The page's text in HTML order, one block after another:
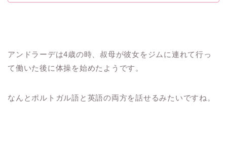
アンドラーデは4歳の時、叔母が彼女をジムに連れて行っ
て働いた後に体操を始めたようです。
なんとポルトガル語と英語の両方を話せるみたいですね。